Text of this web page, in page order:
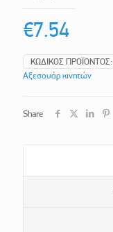
€7.54
ΚΩΔΙΚΌΣ ΠΡΟΪΌΝΤΟΣ:
Αξεσουάρ κινητών
Share